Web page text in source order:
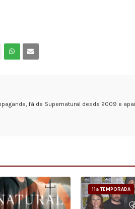
fã de Supernatural desde 2009 e
11ª TEMPORADA